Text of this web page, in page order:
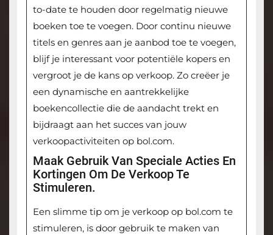
to-date te houden door regelmatig nieuwe
boeken toe te voegen. Door continu nieuwe
titels en genres aan je aanbod toe te voegen,
blijf je interessant voor potentiële kopers en
vergroot je de kans op verkoop. Zo creëer je
een dynamische en aantrekkelijke
boekencollectie die de aandacht trekt en
bijdraagt aan het succes van jouw
verkoopactiviteiten op bol.com.
Maak Gebruik Van Speciale Acties En
Kortingen Om De Verkoop Te
Stimuleren.
Een slimme tip om je verkoop op bol.com te
stimuleren, is door gebruik te maken van